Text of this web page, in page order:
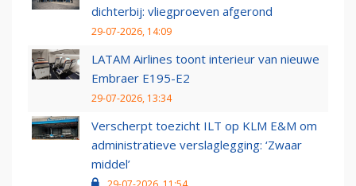
dichterbij: vliegproeven afgerond
29-07-2026, 14:09
LATAM Airlines toont interieur van nieuwe
Embraer E195-E2
29-07-2026, 13:34
Verscherpt toezicht ILT op KLM E&M om
administratieve verslaglegging: ‘Zwaar
middel’